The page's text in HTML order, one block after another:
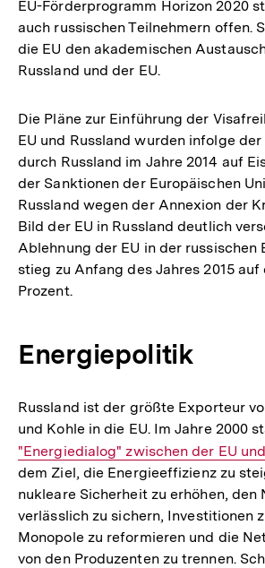
EU-Förderprogramm Horizon 2020
auch russischen Teilnehmern offen.
die EU den akademischen
Russland und der EU.
Die Pläne zur Einführung der
EU und Russland wurden infolge
durch Russland im Jahre 2014 auf
der Sanktionen der Europäischen
Russland wegen der Annexion der
Bild der EU in Russland deutlich
Ablehnung der EU in der russischen
stieg zu Anfang des Jahres 2015 auf
Prozent.
Energiepolitik
Russland ist der größte Exporteur
und Kohle in die EU. Im Jahre 2000
Interner
Link:
"Energiedialog" zwischen der EU
dem Ziel, die Energieeffizienz zu
nukleare Sicherheit zu erhöhen, den
verlässlich zu sichern, Investitionen
Monopole zu reformieren und die
von den Produzenten zu trennen.